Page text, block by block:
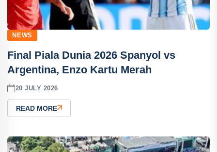
NEWS
Final Piala Dunia 2026 Spanyol vs
Argentina, Enzo Kartu Merah
20 JULY 2026
READ MORE